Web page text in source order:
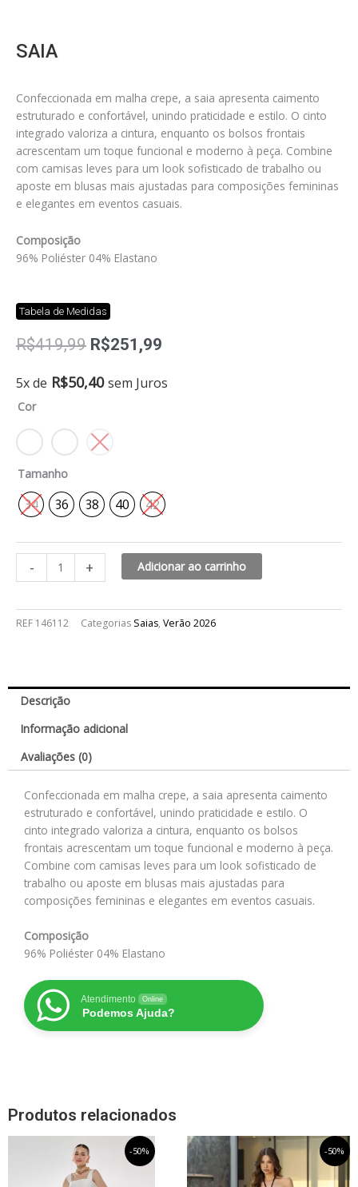
SAIA
Confeccionada em malha crepe, a saia apresenta caimento
estruturado e confortável, unindo praticidade e estilo. O cinto
integrado valoriza a cintura, enquanto os bolsos frontais
acrescentam um toque funcional e moderno à peça. Combine
com camisas leves para um look sofisticado de trabalho ou
aposte em blusas mais ajustadas para composições femininas
e elegantes em eventos casuais.
Composição
96% Poliéster 04% Elastano
Tabela de Medidas
R$419,99 O
original
R$251,99
atual
5x de R$50,40 sem Juros
Cor
Tamanho
34 36 38 40 42
-
Saia
+ Adicionar ao carrinho
REF 146112 Categorias Saias, Verão 2026
Descrição
Informação adicional
Avaliações (0)
Confeccionada em malha crepe, a saia apresenta caimento
estruturado e confortável, unindo praticidade e estilo. O
cinto integrado valoriza a cintura, enquanto os bolsos
frontais acrescentam um toque funcional e moderno à peça.
Combine com camisas leves para um look sofisticado de
trabalho ou aposte em blusas mais ajustadas para
composições femininas e elegantes em eventos casuais.
Composição
96% Poliéster 04% Elastano
Atendimento Online
Podemos Ajuda?
Produtos relacionados
-50%
preço
original
era:
O
preço
atual
Este
produto
-50%
O
preço
original
era:
O
preço
atual
é:
Este
produto
tem